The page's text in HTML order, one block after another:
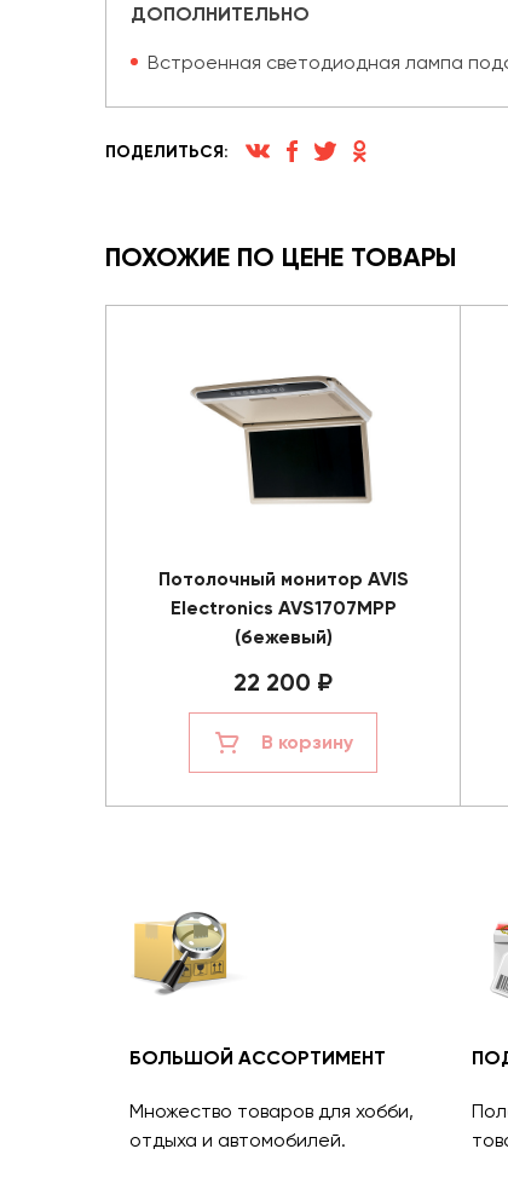
ДОПОЛНИТЕЛЬНО
Встроенная светодиодная лампа
ПОДЕЛИТЬСЯ:
ПОХОЖИЕ ПО ЦЕНЕ ТОВАРЫ
Потолочный монитор AVIS
Electronics AVS1707MPP
(бежевый)
22 200 ₽
В корзину
БОЛЬШОЙ АССОРТИМЕНТ
Множество товаров для хобби,
отдыха и автомобилей.